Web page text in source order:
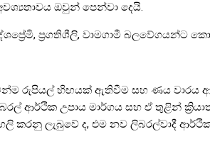
ඔවුන් පෙන්වා දෙයි.
ප්‍රගතිශීලි, වාමගාමී බලවේගයන්ට
මෙන්ම රුපියල් හිඟයක් ඇතිවීම සහ ණය
ආර්ථික උපාය මාර්ගය සහ ඒ තුළින්
කරනු ලැබුවේ ද, එම නව ලිබරල්වාදී ආර්ථික